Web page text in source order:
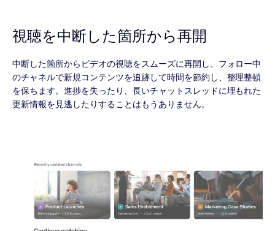
視聴を中断した箇所から再開
中断した箇所からビデオの視聴をスムーズに再開し、フォロー中
のチャネルで新規コンテンツを追跡して時間を節約し、整理整頓
を保ちます。進捗を失ったり、長いチャットスレッドに埋もれた
更新情報を見逃したりすることはもうありません。